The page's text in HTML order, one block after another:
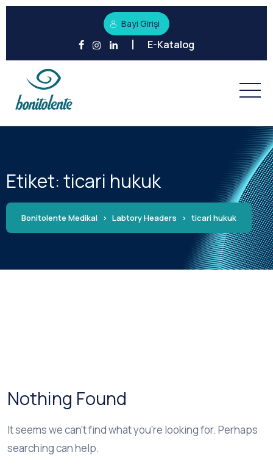
Bayi Girişi
E-Katalog
Etiket:ticari hukuk
Bonitolente Medikal > Labtory Headers > ticari hukuk
Nothing Found
It seems we can’t find what you’re looking for. Perhaps
searching can help.